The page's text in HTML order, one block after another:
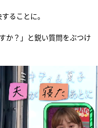
ることに。
か？」と鋭い質問をぶつけ